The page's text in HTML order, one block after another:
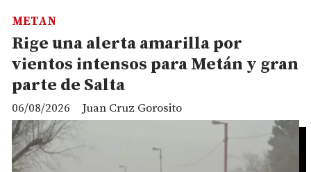
Rige una alerta amarilla por
vientos intensos para Metán y gran
parte de Salta
Juan Cruz Gorosito
METAN
06/08/2026